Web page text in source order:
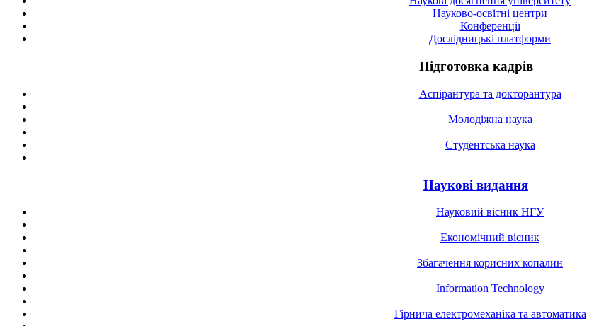
Науково-освітні центри
Конференції
Дослідницькі платформи
Підготовка кадрів
Аспірантура та докторантура
Молодіжна наука
Студентська наука
Наукові видання
Науковий вісник НГУ
Економічний вісник
Збагачення корисних копалин
Information Technology
Гірнича електромеханіка та автоматика